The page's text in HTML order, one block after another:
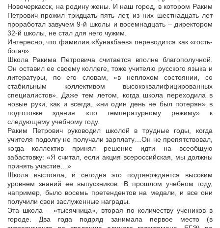
Новочеркасск, на родину жены. И наш город, в котором Раким
Петрович прожил тридцать пять лет, из них шестнадцать лет
проработал завучем 9-й школы и восемнадцать – директором
32-й школы, не стал для него чужим.
Интересно, что фамилия «Кунакбаев» переводится как «гость-
богач».
Школа Ракима Петровича считается вполне благополучной.
Он оставил ее своему коллеге, тоже учителю русского языка и
литературы, по его словам, «в неплохом состоянии, со
стабильным коллективом высококвалифицированных
специалистов». Даже тем летом, когда школа переходила в
новые руки, как и всегда, «ни один день не был потерян» в
подготовке здания «по температурному режиму» к
следующему учебному году.
Раким Петрович руководил школой в трудные годы, когда
учителя подолгу не получали зарплату…Он не препятствовал,
когда коллектив принял решение идти на всеобщую
забастовку: «Я считал, если акция всероссийская, мы должны
принять участие…»
Школа выстояла, и сегодня это подтверждается высоким
уровнем знаний ее выпускников. В прошлом учебном году,
например, было восемь претендентов на медали, и все они
получили свои заслуженные награды.
Эта школа – «тысячница», вторая по количеству учеников в
городе. Два года подряд занимала первое место (в